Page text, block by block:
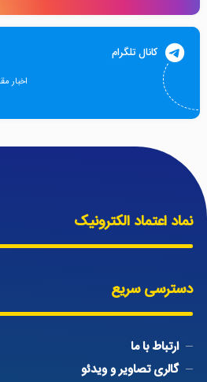
کانال تلگرام
اخبار
نماد اعتماد الکترونیک
دسترسی سریع
ارتباط با ما
گالری تصاویر و ویدئو